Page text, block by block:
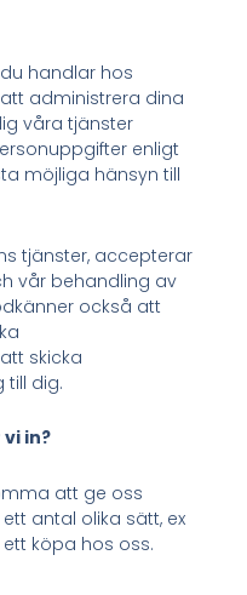
handlar hos
administrera dina
våra tjänster
enligt
möjliga hänsyn till
tjänster, accepterar
vår behandling av
också att
skicka
till dig.
in?
att ge oss
antal olika sätt, ex
köpa hos oss.